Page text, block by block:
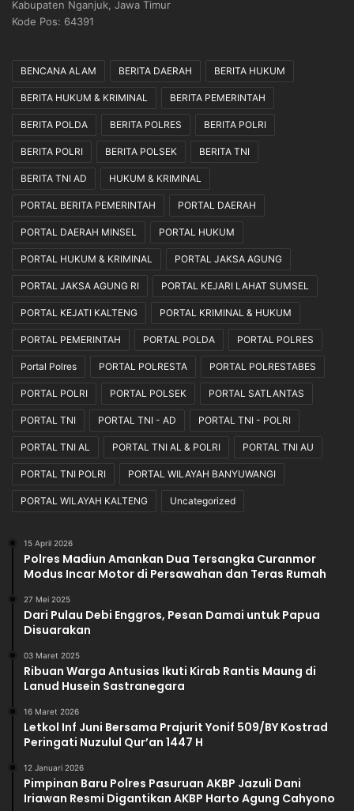
Kabupaten Nganjuk, Jawa Timur
Kode Pos: 64391
BENCANA ALAM BERITA DAERAH BERITA HUKUM
BERITA HUKUM & KRIMINAL BERITA PEMERINTAH
BERITA POLDA BERITA POLRES BERITA POLRI
BERITA POLRI BERITA POLSEK BERITA TNI
BERITA TNI AD HUKUM & KRIMINAL
PORTAL BERITA PEMERINTAH PORTAL DAERAH
PORTAL DAERAH MINSEL PORTAL HUKUM
PORTAL HUKUM & KRIMINAL PORTAL JAKSA AGUNG
PORTAL JAKSA AGUNG RI PORTAL KEJARI LAHAT SUMSEL
PORTAL KEJATI KALTENG PORTAL KRIMINAL & HUKUM
PORTAL PEMERINTAH PORTAL POLDA PORTAL POLRES
Portal Polres PORTAL POLRESTA PORTAL POLRESTABES
PORTAL POLRI PORTAL POLSEK PORTAL SATLANTAS
PORTAL TNI PORTAL TNI - AD PORTAL TNI - POLRI
PORTAL TNI AL PORTAL TNI AL & POLRI PORTAL TNI AU
PORTAL TNI POLRI PORTAL WILAYAH BANYUWANGI
PORTAL WILAYAH KALTENG Uncategorized
15 April 2026
Polres Madiun Amankan Dua Tersangka Curanmor
Modus Incar Motor di Persawahan dan Teras Rumah
27 Mei 2025
Dari Pulau Debi Enggros, Pesan Damai untuk Papua
Disuarakan
03 Maret 2025
Ribuan Warga Antusias Ikuti Kirab Rantis Maung di
Lanud Husein Sastranegara
16 Maret 2026
Letkol Inf Juni Bersama Prajurit Yonif 509/BY Kostrad
Peringati Nuzulul Qur’an 1447 H
12 Januari 2026
Pimpinan Baru Polres Pasuruan AKBP Jazuli Dani
Iriawan Resmi Digantikan AKBP Harto Agung Cahyono